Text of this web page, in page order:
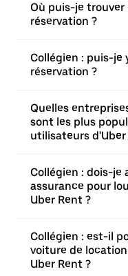
Où puis-je
réservation ?
Collégien : puis-je
réservation ?
Quelles
sont les plus
utilisateurs d'Uber
Collégien : dois-je
assurance pour
Uber Rent ?
Collégien : est-il
voiture de
Uber Rent ?